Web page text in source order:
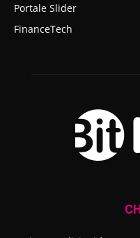
Portale Slider
FinanceTech